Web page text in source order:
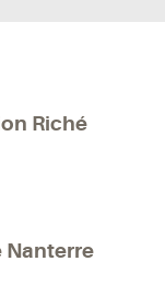
Riché
Nanterre